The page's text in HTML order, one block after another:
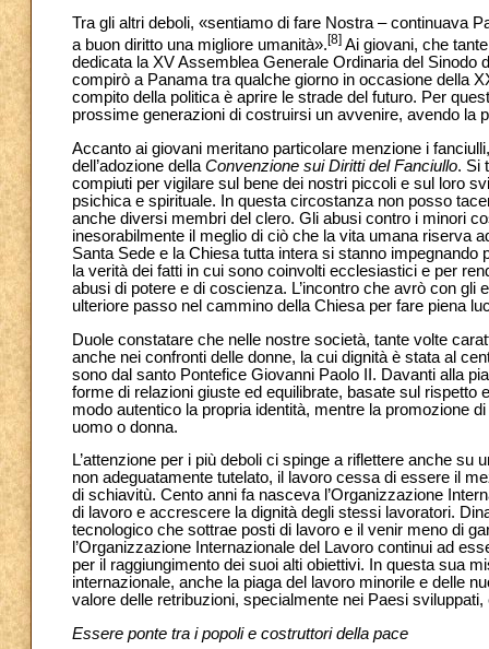
Tra gli altri deboli, «sentiamo di fare Nostra – continuava
a buon diritto una migliore umanità».[8] Ai giovani, che
dedicata la XV Assemblea Generale Ordinaria del
compirò a Panama tra qualche giorno in occasione della
compito della politica è aprire le strade del futuro. Per
prossime generazioni di costruirsi un avvenire, avendo la
Accanto ai giovani meritano particolare menzione i
dell’adozione della Convenzione sui Diritti del Fanciullo. Si
compiuti per vigilare sul bene dei nostri piccoli e sul loro
psichica e spirituale. In questa circostanza non posso
anche diversi membri del clero. Gli abusi contro i minori
inesorabilmente il meglio di ciò che la vita umana riserva
Santa Sede e la Chiesa tutta intera si stanno
la verità dei fatti in cui sono coinvolti ecclesiastici e per
abusi di potere e di coscienza. L’incontro che avrò con
ulteriore passo nel cammino della Chiesa per fare piena
Duole constatare che nelle nostre società, tante volte
anche nei confronti delle donne, la cui dignità è stata al
sono dal santo Pontefice Giovanni Paolo II. Davanti alla
forme di relazioni giuste ed equilibrate, basate sul
modo autentico la propria identità, mentre la promozione
uomo o donna.
L’attenzione per i più deboli ci spinge a riflettere anche
non adeguatamente tutelato, il lavoro cessa di essere il
di schiavitù. Cento anni fa nasceva l’Organizzazione
di lavoro e accrescere la dignità degli stessi lavoratori.
tecnologico che sottrae posti di lavoro e il venir meno di
l’Organizzazione Internazionale del Lavoro continui ad
per il raggiungimento dei suoi alti obiettivi. In questa sua
internazionale, anche la piaga del lavoro minorile e delle
valore delle retribuzioni, specialmente nei Paesi
Essere ponte tra i popoli e costruttori della pace